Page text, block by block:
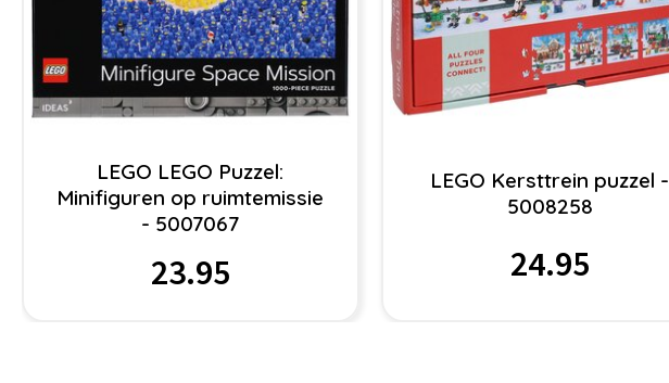
LEGO LEGO Puzzel:
Minifiguren op ruimtemissie
- 5007067
23.95
LEGO Kersttrein puzzel -
5008258
24.95